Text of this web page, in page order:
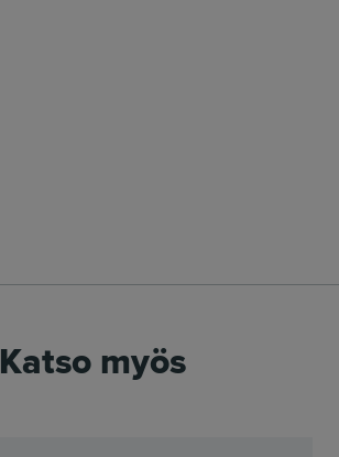
Katso myös